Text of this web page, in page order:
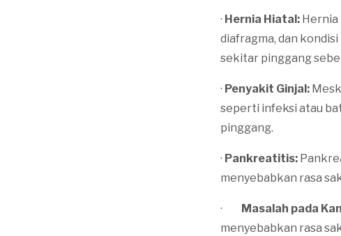
· Hernia Hiatal:
diafragma, dan
sekitar pinggang
· Penyakit Ginjal:
seperti infeksi atau
pinggang.
· Pankreatitis:
menyebabkan rasa
· Masalah pada
menyebabkan rasa